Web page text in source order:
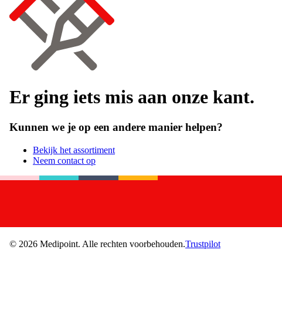
Er ging iets mis aan onze kant.
Kunnen we je op een andere manier helpen?
Bekijk het assortiment
Neem contact op
© 2026 Medipoint. Alle rechten voorbehouden.Trustpilot